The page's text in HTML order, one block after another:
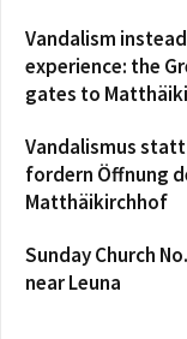
Vandalism
experience: the
gates to
Vandalismus
fordern Öffnung
Matthäikirchhof
Sunday Church
near Leuna